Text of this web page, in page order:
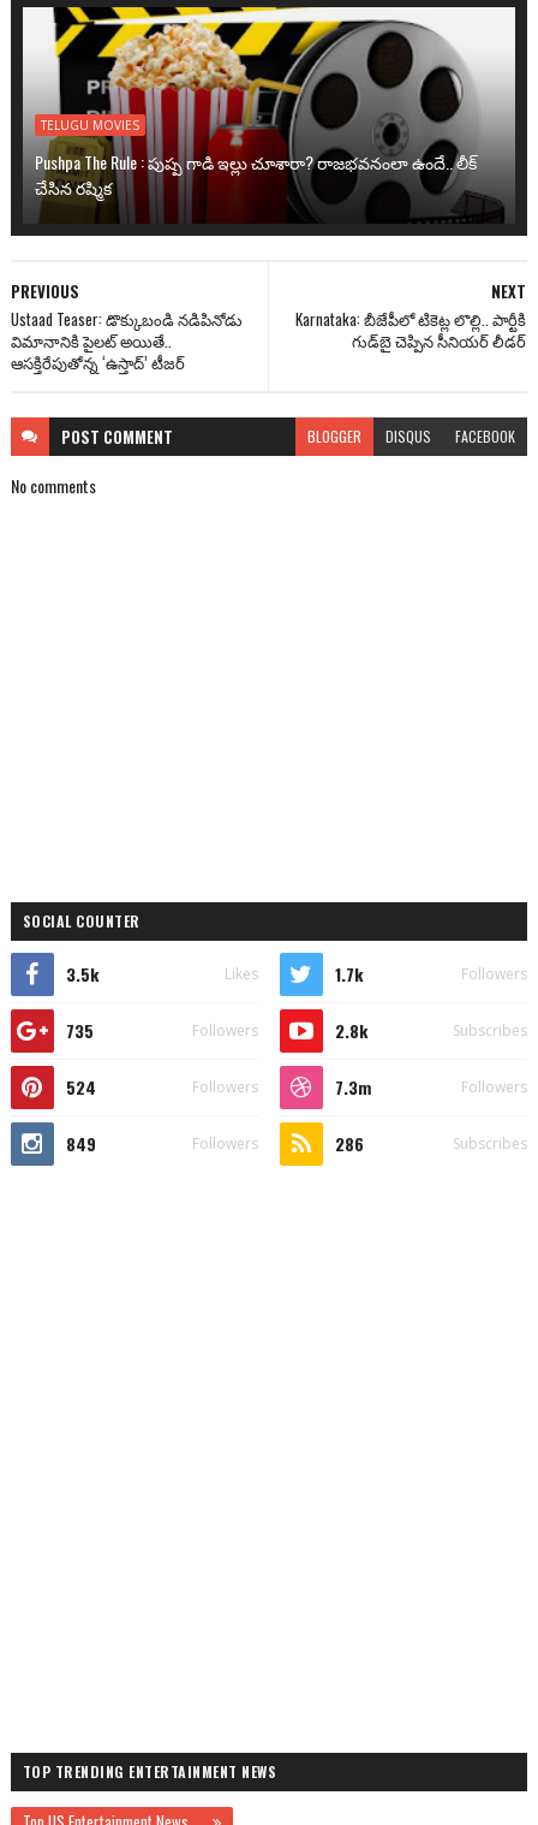
TELUGU MOVIES
Pushpa The Rule : పుష్ప గాడి ఇల్లు చూశారా? రాజభవనంలా ఉందే.. లీక్
చేసిన రష్మిక
NEXT
Karnataka: బీజేపీలో టికెట్ల లొల్లి.. పార్టీకి
గుడ్‌బై చెప్పిన సీనియర్ లీడర్
PREVIOUS
Ustaad Teaser: డొక్కుబండి నడిపినోడు
విమానానికి పైలట్ అయితే..
ఆసక్తిరేపుతోన్న ‘ఉస్తాద్’ టీజర్
POST COMMENT BLOGGER DISQUS FACEBOOK
No comments
SOCIAL COUNTER
3.5k Likes 1.7k Followers
735 Followers 2.8k Subscribes
524 Followers 7.3m Followers
849 Followers 286 Subscribes
TOP TRENDING ENTERTAINMENT NEWS